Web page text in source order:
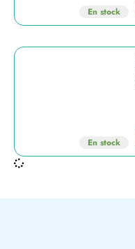
En stock
En stock